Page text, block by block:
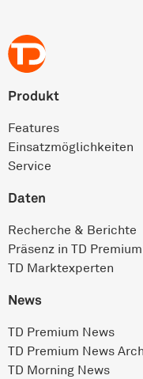
Produkt
Features
Einsatz­möglichkeiten
Service
Daten
Recherche & Berichte
Präsenz in TD Premium
TD Marktexperten
News
TD Premium News
TD Premium News
TD Morning News